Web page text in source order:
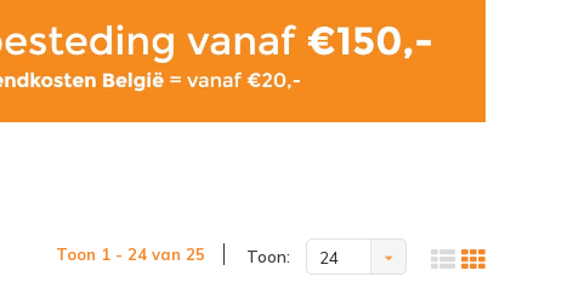
Toon 1 - 24 van 25 Toon: 24